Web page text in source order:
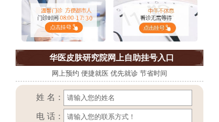
华医皮肤研究院网上自助挂号入口
网上预约 便捷就医 优先就诊 节省时间
姓 名：
电 话：